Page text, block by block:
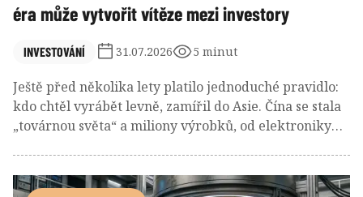
éra může vytvořit vítěze mezi investory
INVESTOVÁNÍ 31.07.2026 5 minut
Ještě před několika lety platilo jednoduché pravidlo:
kdo chtěl vyrábět levně, zamířil do Asie. Čína se stala
„továrnou světa“ a miliony výrobků, od elektroniky
tím ušetřily obrovské částky, protože využily levnější